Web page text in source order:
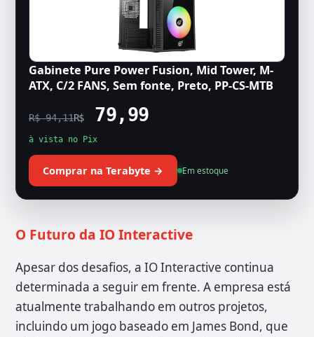
Gabinete Pure Power Fusion, Mid Tower, M-
ATX, C/2 FANS, Sem fonte, Preto, PP-CS-MTB
R$ 94,11R$79,99
à vista no Pix
Comprar na Terabyte → Em estoque
O Futuro da IO Interactive
Apesar dos desafios, a IO Interactive continua
determinada a seguir em frente. A empresa está
atualmente trabalhando em outros projetos,
incluindo um jogo baseado em James Bond, que